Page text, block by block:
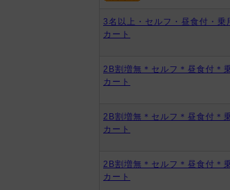
3名以上・セルフ・昼食付・乗
カート
2B割増無＊セルフ＊昼食付＊
カート
2B割増無＊セルフ＊昼食付＊
カート
2B割増無＊セルフ＊昼食付＊
カート